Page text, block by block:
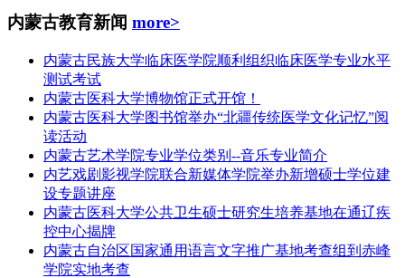
内蒙古教育新闻 more>
内蒙古民族大学临床医学院顺利组织临床医学专业水平
测试考试
内蒙古医科大学博物馆正式开馆！
内蒙古医科大学图书馆举办“北疆传统医学文化记忆”阅
读活动
内蒙古艺术学院专业学位类别--音乐专业简介
内艺戏剧影视学院联合新媒体学院举办新增硕士学位建
设专题讲座
内蒙古医科大学公共卫生硕士研究生培养基地在通辽疾
控中心揭牌
内蒙古自治区国家通用语言文字推广基地考查组到赤峰
学院实地考查